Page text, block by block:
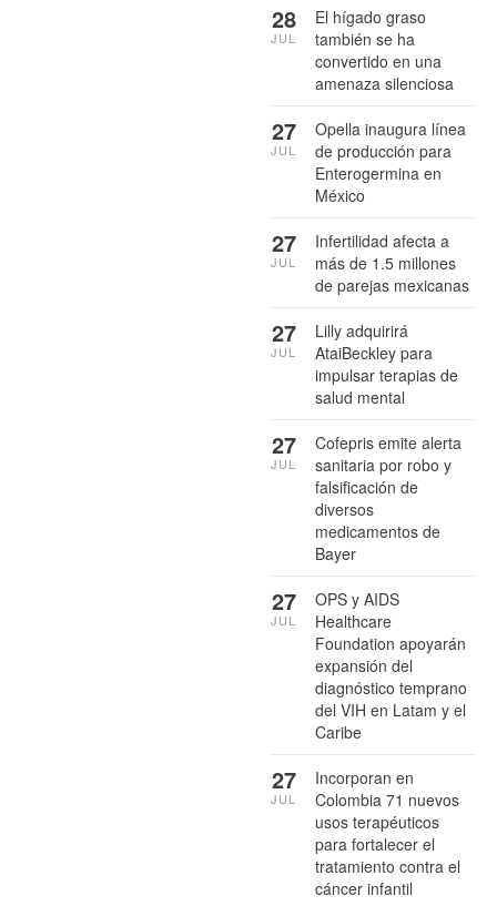
El hígado graso
también se ha
convertido en una
amenaza silenciosa
28
JUL
Opella inaugura línea
de producción para
Enterogermina en
México
27
JUL
Infertilidad afecta a
más de 1.5 millones
de parejas mexicanas
27
JUL
Lilly adquirirá
AtaiBeckley para
impulsar terapias de
salud mental
27
JUL
Cofepris emite alerta
sanitaria por robo y
falsificación de
diversos
medicamentos de
Bayer
27
JUL
OPS y AIDS
Healthcare
Foundation apoyarán
expansión del
diagnóstico temprano
del VIH en Latam y el
Caribe
27
JUL
Incorporan en
Colombia 71 nuevos
usos terapéuticos
para fortalecer el
tratamiento contra el
cáncer infantil
27
JUL